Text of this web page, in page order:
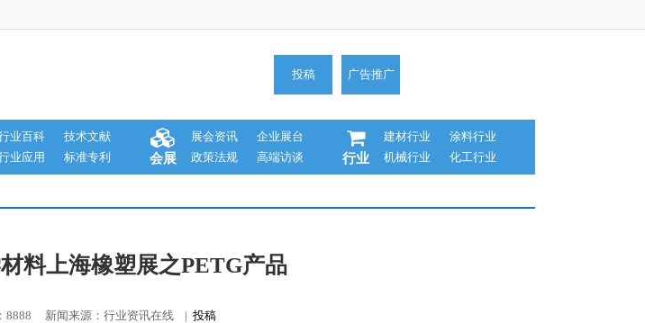
投稿 广告推广
业百科
技术文献
业应用
标准专利 会展
展会资讯
企业展台
政策法规
高端访谈 行业
建材行业
涂料行业
机械行业
化工行业
料上海橡塑展之PETG产品
8888 新闻来源：行业资讯在线 | 投稿